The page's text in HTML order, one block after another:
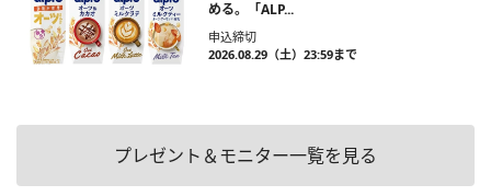
める。「ALP...
申込締切
2026.08.29（土）23:59まで
プレゼント＆モニター一覧を見る